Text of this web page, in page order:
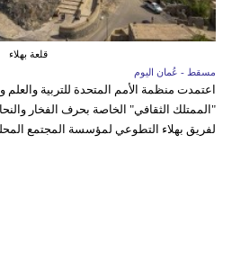
قلعة بهلاء
مسقط - عُمان اليوم
اعتمدت منظمة الأمم المتحدة للتربية والعلم
"الممتلك الثقافي" الخاصة بحرف الفخار
لفريق بهلاء التطوعي لمؤسسة المجتمع